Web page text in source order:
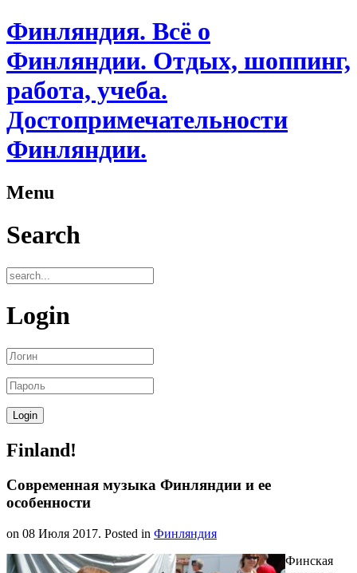
Финляндия. Всё о
Финляндии. Отдых, шоппинг,
работа, учеба.
Достопримечательности
Финляндии.
Menu
Search
Login
Finland!
Современная музыка Финляндии и ее
особенности
on 08 Июля 2017. Posted in Финляндия
Финская